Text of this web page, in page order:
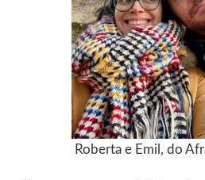
Roberta e Emil, do